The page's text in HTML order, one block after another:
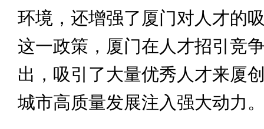
环境，还增强了厦门对人才的
这一政策，厦门在人才招引竞
出，吸引了大量优秀人才来厦
城市高质量发展注入强大动力